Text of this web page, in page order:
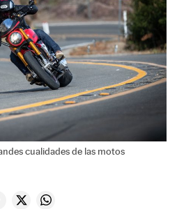
cualidades de las motos